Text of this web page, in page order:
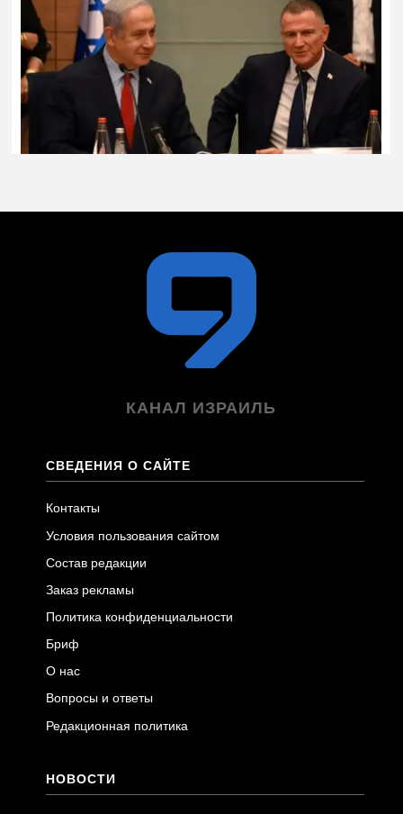
КАНАЛ ИЗРАИЛЬ
СВЕДЕНИЯ О САЙТЕ
Контакты
Условия пользования сайтом
Состав редакции
Заказ рекламы
Политика конфиденциальности
Бриф
О нас
Вопросы и ответы
Редакционная политика
НОВОСТИ